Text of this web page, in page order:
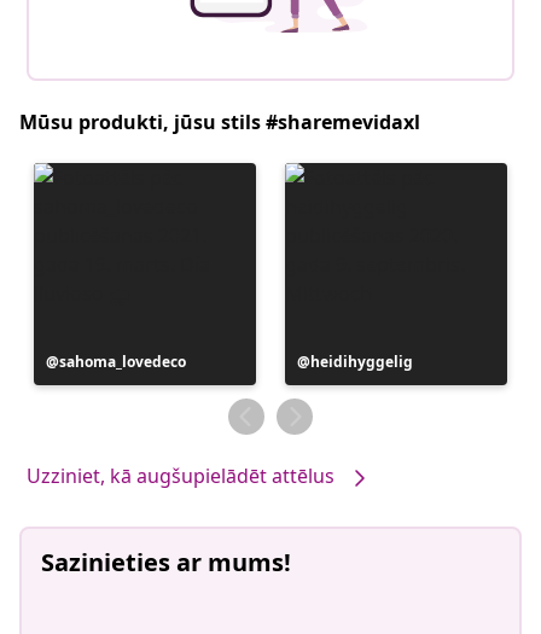
Mūsu produkti, jūsu stils #sharemevidaxl
Ierakstu
publicējis
sahoma_lovedeco
Ierakstu
publicējis
heidihyggelig
Uzziniet, kā augšupielādēt attēlus
Sazinieties ar mums!